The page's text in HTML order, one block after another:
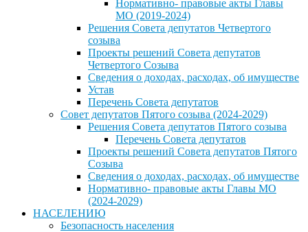
Нормативно- правовые акты Главы
МО (2019-2024)
Решения Совета депутатов Четвертого
созыва
Проекты решений Совета депутатов
Четвертого Созыва
Сведения о доходах, расходах, об имуществе
Устав
Перечень Совета депутатов
Совет депутатов Пятого созыва (2024-2029)
Решения Совета депутатов Пятого созыва
Перечень Совета депутатов
Проекты решений Совета депутатов Пятого
Созыва
Сведения о доходах, расходах, об имуществе
Нормативно- правовые акты Главы МО
(2024-2029)
НАСЕЛЕНИЮ
Безопасность населения